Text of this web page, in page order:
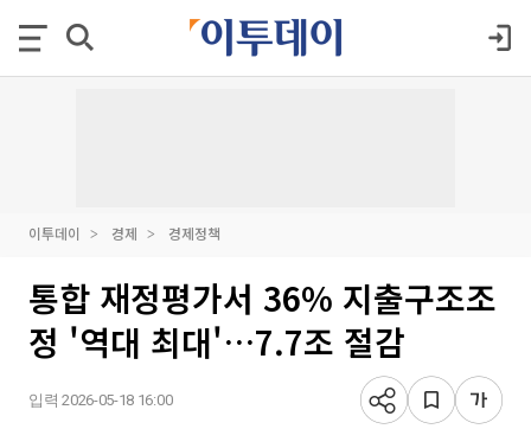
이투데이 경제 경제정책
통합 재정평가서 36% 지출구조조
정 '역대 최대'…7.7조 절감
입력 2026-05-18 16:00